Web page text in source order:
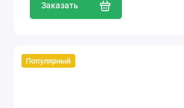
Заказать
Популярный